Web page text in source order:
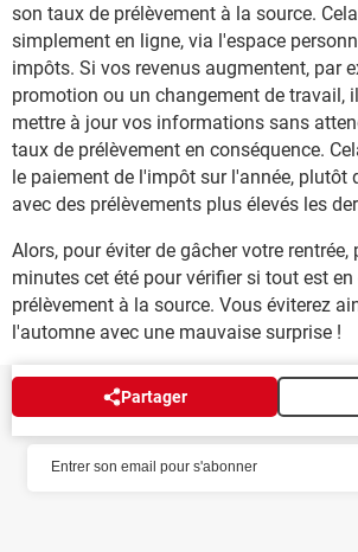
son taux de prélèvement à la source.
simplement en ligne, via l'espace
impôts. Si vos revenus augmentent, par
promotion ou un changement de travail,
mettre à jour vos informations sans
taux de prélèvement en conséquence.
le paiement de l'impôt sur l'année, plutôt
avec des prélèvements plus élevés les
Alors, pour éviter de gâcher votre rentrée,
minutes cet été pour vérifier si tout est
prélèvement à la source. Vous éviterez
l'automne avec une mauvaise surprise !
Partager
NEWSLETTER